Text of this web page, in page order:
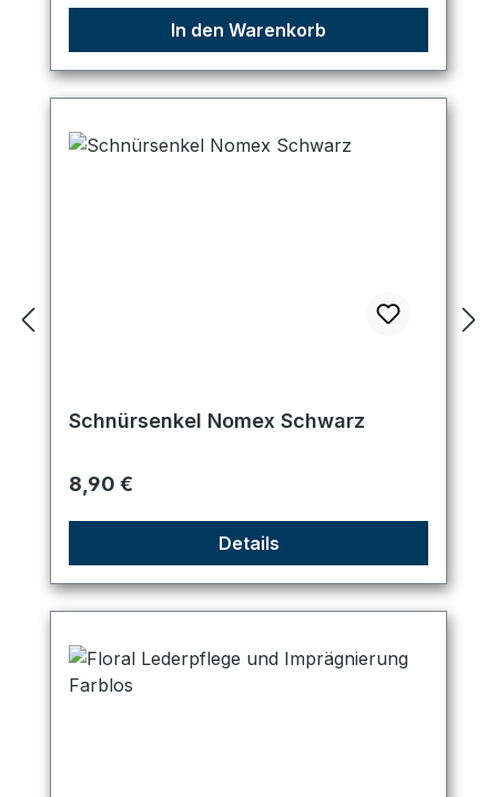
In den Warenkorb
Schnürsenkel Nomex Schwarz
Regulärer Preis:
8,90 €
Details